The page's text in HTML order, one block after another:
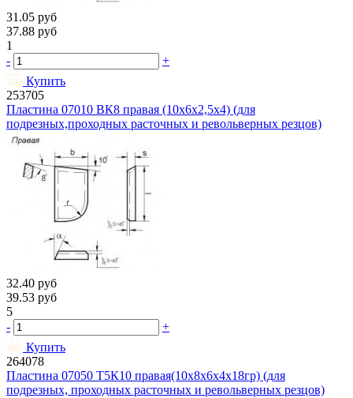
31.05 руб
37.88 руб
1
-
+
Купить
253705
Пластина 07010 ВК8 правая (10х6х2,5х4) (для
подрезных,проходных расточных и револьверных резцов)
32.40 руб
39.53 руб
5
-
+
Купить
264078
Пластина 07050 Т5К10 правая(10х8х6х4х18гр) (для
подрезных, проходных расточных и револьверных резцов)